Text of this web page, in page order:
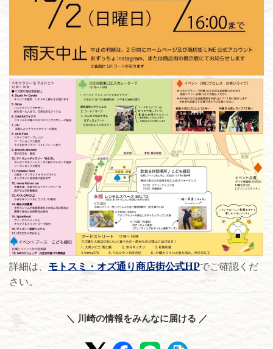
詳細は、 モトスミ・オズ通り商店街公式HPでご確認くだ
さい。
＼ 川崎の情報をみんなに届ける ／